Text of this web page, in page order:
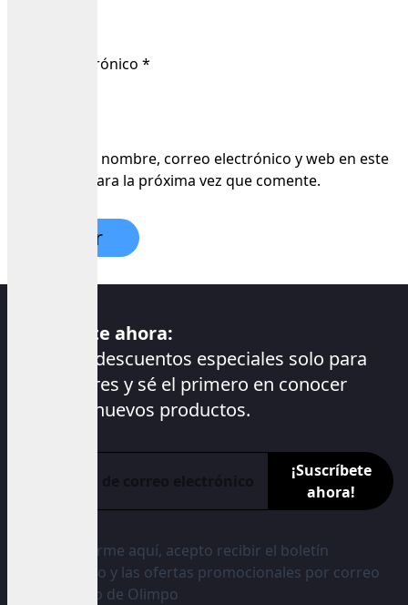
Correo electrónico *
Guarda mi nombre, correo electrónico y web en este
navegador para la próxima vez que comente.
Suscríbete ahora:
Accede a descuentos especiales solo para
suscriptores y sé el primero en conocer
nuestros nuevos productos.
¡Suscríbete
ahora!
Al registrarme aquí, acepto recibir el boletín
informativo y las ofertas promocionales por correo
electrónico de Olimpo